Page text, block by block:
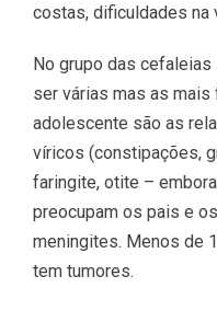
costas, dificuldades na
No grupo das
ser várias mas as mais
adolescente são as
víricos (constipações,
faringite, otite –
preocupam os pais e
meningites. Menos de
tem tumores.